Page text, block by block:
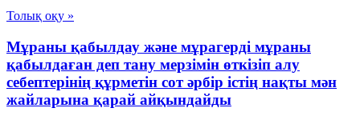
Толық оқу »
Мұраны қабылдау және мұрагерді мұраны
қабылдаған деп тану мерзімін өткізіп алу
себептерінің құрметін сот әрбір істің нақты мән
жайларына қарай айқындайды